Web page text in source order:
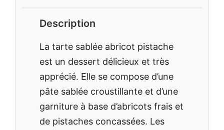
Description
La tarte sablée abricot pistache
est un dessert délicieux et très
apprécié. Elle se compose d’une
pâte sablée croustillante et d’une
garniture à base d’abricots frais et
de pistaches concassées. Les